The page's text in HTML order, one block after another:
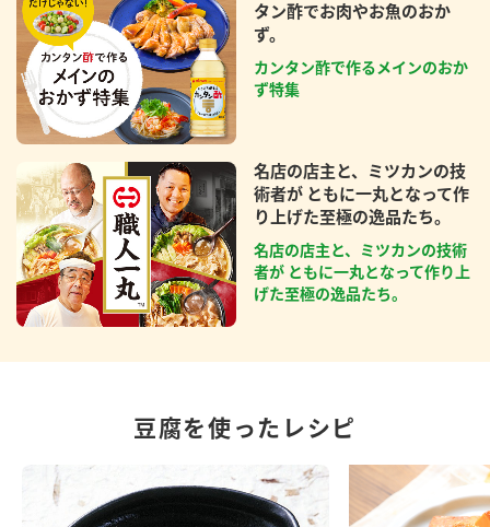
タン酢でお肉やお魚のおか
ず。
カンタン酢で作るメインのおか
ず特集
名店の店主と、ミツカンの技
術者が ともに一丸となって作
り上げた至極の逸品たち。
名店の店主と、ミツカンの技術
者が ともに一丸となって作り上
げた至極の逸品たち。
豆腐を使ったレシピ